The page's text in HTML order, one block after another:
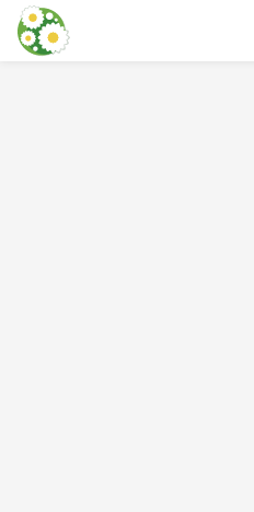
本文に飛ぶ